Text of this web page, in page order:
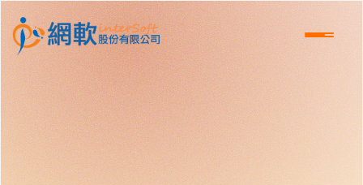
跳到主要內容區塊